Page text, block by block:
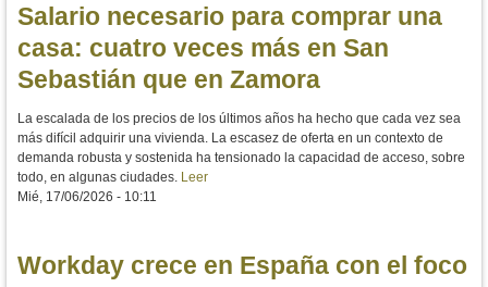
Salario necesario para comprar una
casa: cuatro veces más en San
Sebastián que en Zamora
La escalada de los precios de los últimos años ha hecho que cada vez sea
más difícil adquirir una vivienda. La escasez de oferta en un contexto de
demanda robusta y sostenida ha tensionado la capacidad de acceso, sobre
todo, en algunas ciudades. Leer
Mié, 17/06/2026 - 10:11
Workday crece en España con el foco